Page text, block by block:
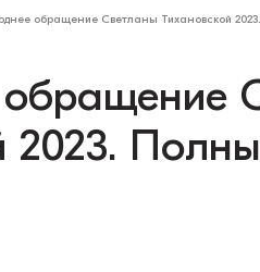
обращение Светланы Тихановской
2023.